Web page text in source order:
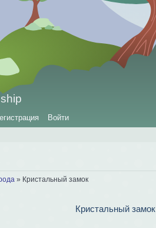
Войти
» Кристальный замок
Кристальный замок